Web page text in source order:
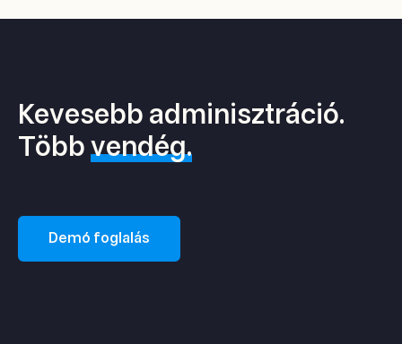
Kevesebb adminisztráció.
Többvendég.
Demó foglalás